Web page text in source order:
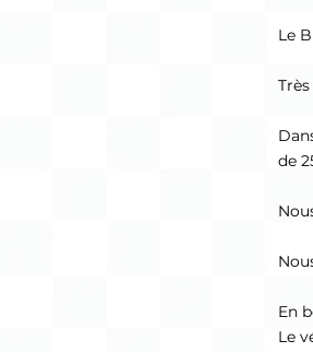
Le
de
En
Le